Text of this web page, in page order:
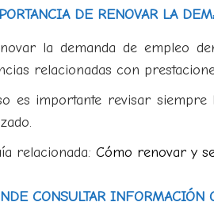
DE RENOVAR LA
la demanda de empleo
relacionadas con
es importante revisar
relacionada: Cómo renovar y
CONSULTAR INFORMACIÓN